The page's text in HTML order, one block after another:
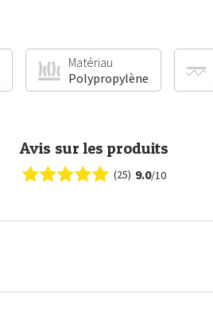
Matériau
Polypropylène
Avis sur les produits
(25) 9.0/10